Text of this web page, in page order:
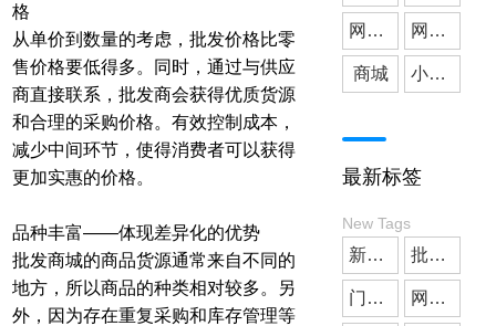
格
从单价到数量的考虑，批发价格比零
售价格要低得多。同时，通过与供应
商直接联系，批发商会获得优质货源
和合理的采购价格。有效控制成本，
减少中间环节，使得消费者可以获得
更加实惠的价格。
品种丰富——体现差异化的优势
批发商城的商品货源通常来自不同的
地方，所以商品的种类相对较多。另
外，因为存在重复采购和库存管理等
网站搭建 网站开发
商城 小程序商城
最新标签
New Tags
新零售 批发商城
门店预约 网站搭建